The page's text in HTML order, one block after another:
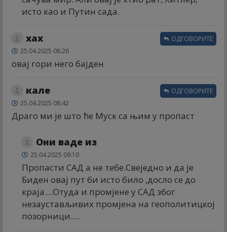
исто као и Путин сада.
хах
25.04.2025 08:26
овај гори него бајден
ОДГОВОРИТЕ
кале
25.04.2025 08:42
Драго ми је што ће Муск са њим у пропаст
ОДГОВОРИТЕ
Они ваде из
25.04.2025 09:10
Пропасти САД а не тебе.Свеједно и да је
Биден овај пут би исто било ,досло се до
краја....Отуда и промјене у САД због
незаустављивих промјена на геополитицкој
позорници.....